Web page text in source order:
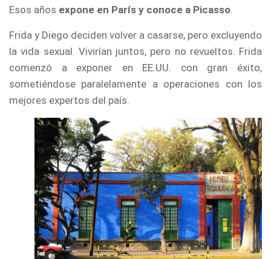
Esos años expone en París y conoce a Picasso
Frida y Diego deciden volver a casarse, pero excluyendo
la vida sexual. Vivirían juntos, pero no revueltos. Frida
comenzó a exponer en EE.UU. con gran éxito,
sometiéndose paralelamente a operaciones con los
mejores expertos del país.